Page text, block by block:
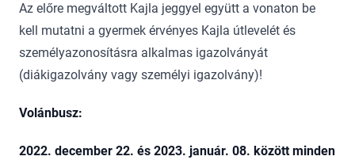
Az előre megváltott Kajla jeggyel együtt a vonaton be
kell mutatni a gyermek érvényes Kajla útlevelét és
személyazonosításra alkalmas igazolványát
(diákigazolvány vagy személyi igazolvány)!
Volánbusz:
2022. december 22. és 2023. január. 08. között minden